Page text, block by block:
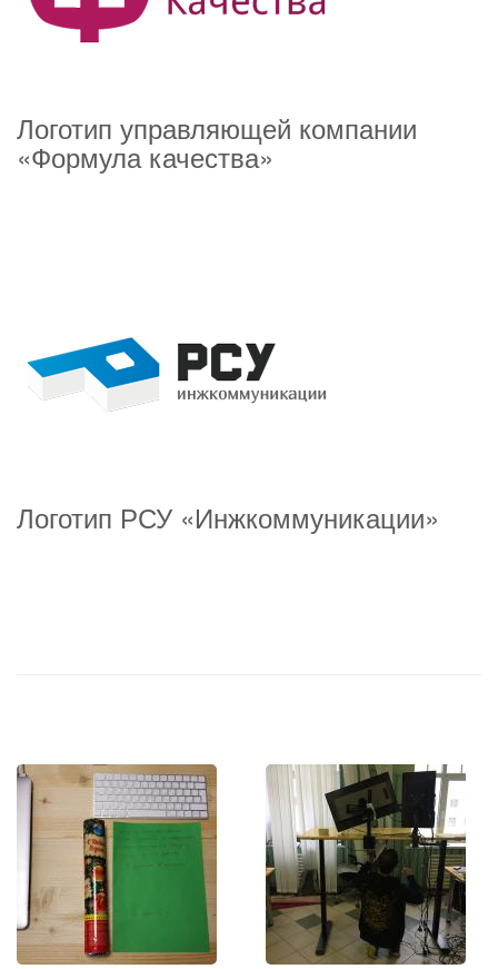
Логотип управляющей компании
«Формула качества»
Логотип РСУ «Инжкоммуникации»